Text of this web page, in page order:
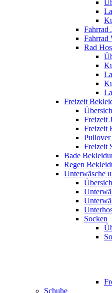
Fahrrad
Fahrrad
Rad
Freizeit
Freizeit
Freizeit
Pullover
Freizeit
Bade
Regen
Unterwäsche
Socken
Schuhe